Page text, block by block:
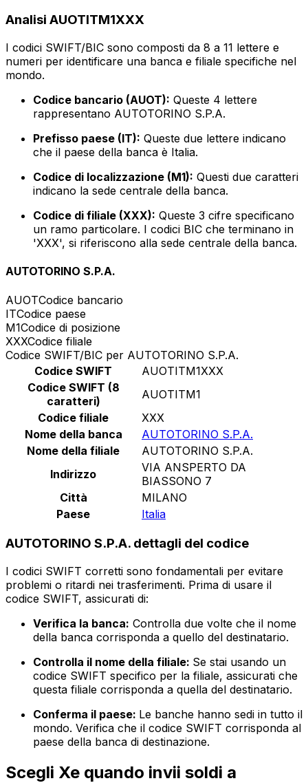
Analisi AUOTITM1XXX
I codici SWIFT/BIC sono composti da 8 a 11 lettere e
numeri per identificare una banca e filiale specifiche nel
mondo.
Codice bancario (AUOT): Queste 4 lettere
rappresentano AUTOTORINO S.P.A.
Prefisso paese (IT): Queste due lettere indicano
che il paese della banca è Italia.
Codice di localizzazione (M1): Questi due caratteri
indicano la sede centrale della banca.
Codice di filiale (XXX): Queste 3 cifre specificano
un ramo particolare. I codici BIC che terminano in
'XXX', si riferiscono alla sede centrale della banca.
AUTOTORINO S.P.A.
AUOTCodice bancario
ITCodice paese
M1Codice di posizione
XXXCodice filiale
Codice SWIFT/BIC per AUTOTORINO S.P.A.
Codice SWIFT
AUOTITM1XXX
Codice SWIFT (8
caratteri)
AUOTITM1
Codice filiale
XXX
Nome della banca
AUTOTORINO S.P.A.
Nome della filiale
AUTOTORINO S.P.A.
Indirizzo
VIA ANSPERTO DA
BIASSONO 7
Città
MILANO
Paese
Italia
AUTOTORINO S.P.A. dettagli del codice
I codici SWIFT corretti sono fondamentali per evitare
problemi o ritardi nei trasferimenti. Prima di usare il
codice SWIFT, assicurati di:
Verifica la banca: Controlla due volte che il nome
della banca corrisponda a quello del destinatario.
Controlla il nome della filiale: Se stai usando un
codice SWIFT specifico per la filiale, assicurati che
questa filiale corrisponda a quella del destinatario.
Conferma il paese: Le banche hanno sedi in tutto il
mondo. Verifica che il codice SWIFT corrisponda al
paese della banca di destinazione.
Scegli Xe quando invii soldi a